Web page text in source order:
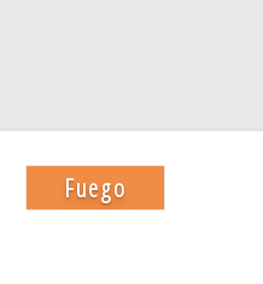
Fuego